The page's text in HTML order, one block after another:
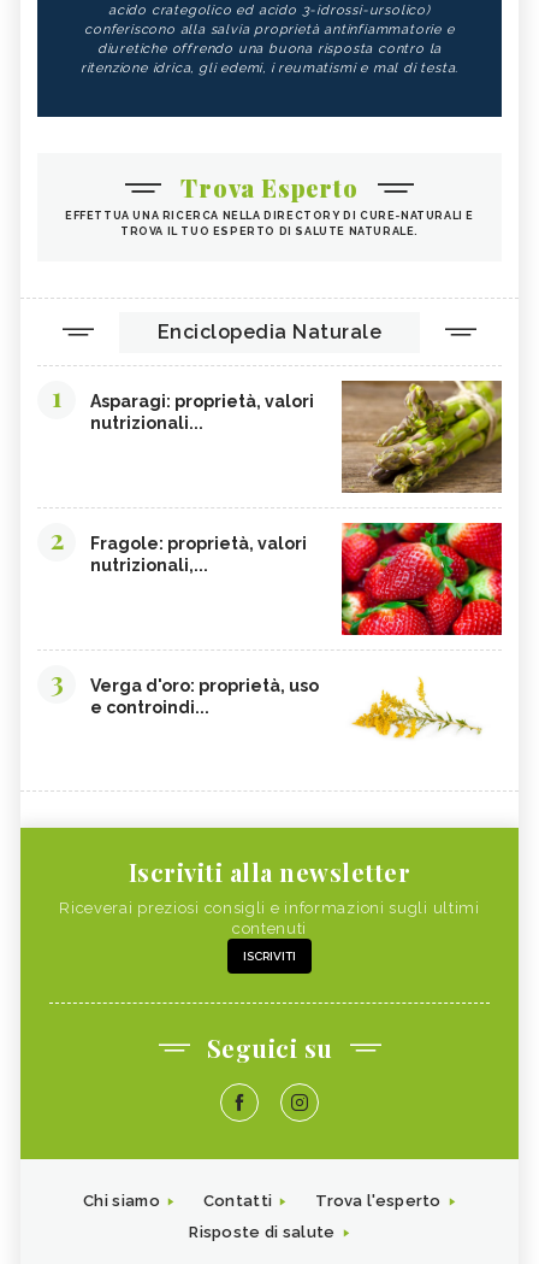
acido crategolico ed acido 3-idrossi-ursolico)
conferiscono alla salvia proprietà antinfiammatorie e
diuretiche offrendo una buona risposta contro la
ritenzione idrica, gli edemi, i reumatismi e mal di testa.
Trova Esperto
EFFETTUA UNA RICERCA NELLA DIRECTORY DI CURE-NATURALI E
TROVA IL TUO ESPERTO DI SALUTE NATURALE.
Enciclopedia Naturale
1
Asparagi: proprietà, valori
nutrizionali...
2
Fragole: proprietà, valori
nutrizionali,...
3
Verga d'oro: proprietà, uso
e controindi...
Iscriviti alla newsletter
Riceverai preziosi consigli e informazioni sugli ultimi
contenuti
ISCRIVITI
Seguici su
Chi siamo Contatti
Trova l'esperto
Risposte di salute